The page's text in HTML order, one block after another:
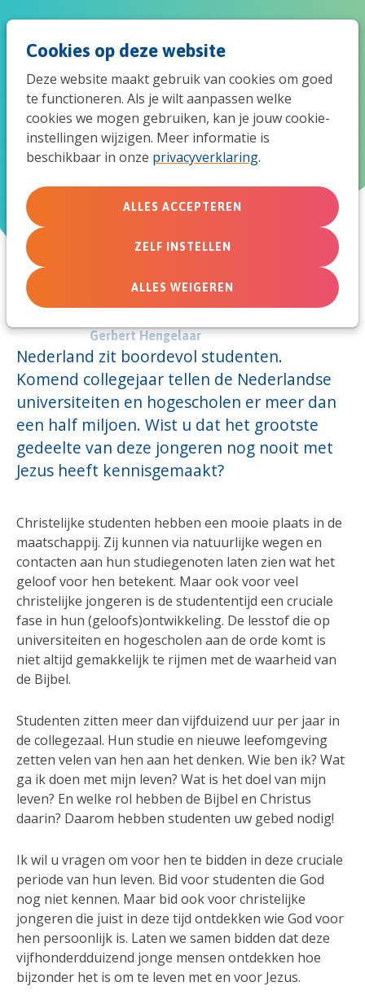
Cookies op deze website
Deze website maakt gebruik van cookies om goed
te functioneren. Als je wilt aanpassen welke
cookies we mogen gebruiken, kan je jouw cookie-
instellingen wijzigen. Meer informatie is
beschikbaar in onze privacyverklaring.
ALLES ACCEPTEREN
ZELF INSTELLEN
ALLES WEIGEREN
naar
de
Gevraagd: een half miljoen
gebeden
Gerbert Hengelaar
Nederland zit boordevol studenten.
Komend collegejaar tellen de Nederlandse
universiteiten en hogescholen er meer dan
een half miljoen. Wist u dat het grootste
gedeelte van deze jongeren nog nooit met
Jezus heeft kennisgemaakt?
Christelijke studenten hebben een mooie plaats in de
maatschappij. Zij kunnen via natuurlijke wegen en
contacten aan hun studiegenoten laten zien wat het
geloof voor hen betekent. Maar ook voor veel
christelijke jongeren is de studententijd een cruciale
fase in hun (geloofs)ontwikkeling. De lesstof die op
universiteiten en hogescholen aan de orde komt is
niet altijd gemakkelijk te rijmen met de waarheid van
de Bijbel.
Studenten zitten meer dan vijfduizend uur per jaar in
de collegezaal. Hun studie en nieuwe leefomgeving
zetten velen van hen aan het denken. Wie ben ik? Wat
ga ik doen met mijn leven? Wat is het doel van mijn
leven? En welke rol hebben de Bijbel en Christus
daarin? Daarom hebben studenten uw gebed nodig!
Ik wil u vragen om voor hen te bidden in deze cruciale
periode van hun leven. Bid voor studenten die God
nog niet kennen. Maar bid ook voor christelijke
jongeren die juist in deze tijd ontdekken wie God voor
hen persoonlijk is. Laten we samen bidden dat deze
vijfhonderdduizend jonge mensen ontdekken hoe
bijzonder het is om te leven met en voor Jezus.